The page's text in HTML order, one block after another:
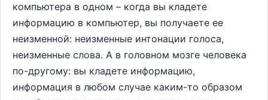
компьютера в одном – когда вы кладете
информацию в компьютер, вы получаете ее
неизменной: неизменные интонации голоса,
неизменные слова. А в головном мозге человека
по-другому: вы кладете информацию,
информация в любом случае каким-то образом